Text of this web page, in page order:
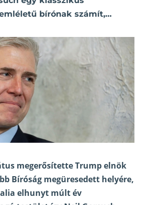
bírónak számít,…
megerősítette Trump elnök
Bíróság megüresedett helyére,
elhunyt múlt év